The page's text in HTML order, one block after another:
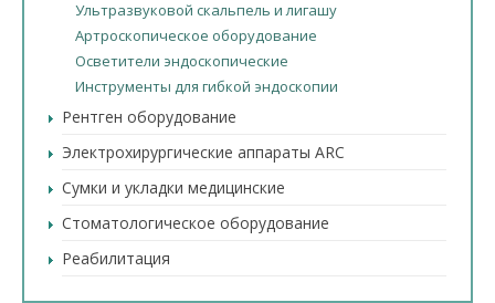
Ультразвуковой скальпель и лигашу
Артроскопическое оборудование
Осветители эндоскопические
Инструменты для гибкой эндоскопии
Рентген оборудование
Электрохирургические аппараты ARC
Сумки и укладки медицинские
Стоматологическое оборудование
Реабилитация